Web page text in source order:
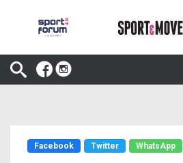
Facebook Twitter WhatsApp